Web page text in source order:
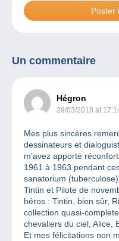
Un commentaire
Hégron
29/03/2018 at
Mes plus sincères
dessinateurs et
m’avez apporté
1961 à 1963 pendant
sanatorium
Tintin et Pilote de
héros : Tintin, bien sûr,
collection quasi-
chevaliers du ciel, Alice,
Et mes félicitations non